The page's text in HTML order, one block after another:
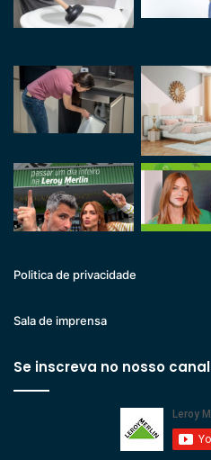
Politica de privacidade
Sala de imprensa
Se inscreva no nosso canal